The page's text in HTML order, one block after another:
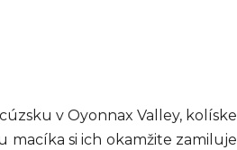
v Oyonnax Valley, kolíske
si ich okamžite zamiluje